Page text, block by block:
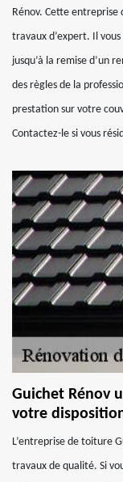
Rénov. Cette entreprise
travaux d’expert. Il
jusqu’à la remise d’un
des règles de la
prestation sur votre
Contactez-le si vous
Guichet Rénov
votre
L’entreprise de toiture
travaux de qualité. Si